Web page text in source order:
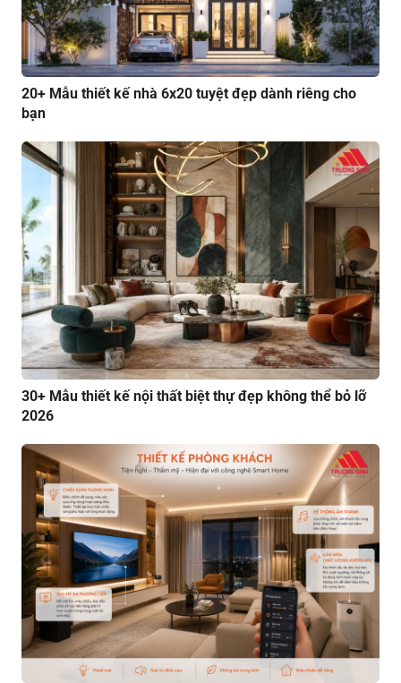
20+ Mẫu thiết kế nhà 6x20 tuyệt đẹp dành riêng cho
bạn
30+ Mẫu thiết kế nội thất biệt thự đẹp không thể bỏ lỡ
2026